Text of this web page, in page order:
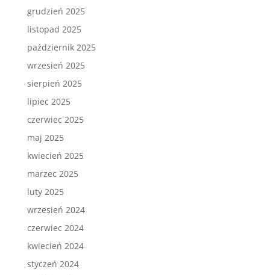
grudzień 2025
listopad 2025
październik 2025
wrzesień 2025
sierpień 2025
lipiec 2025
czerwiec 2025
maj 2025
kwiecień 2025
marzec 2025
luty 2025
wrzesień 2024
czerwiec 2024
kwiecień 2024
styczeń 2024